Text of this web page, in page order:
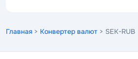
Главная > Конвертер валют > SEK-RUB